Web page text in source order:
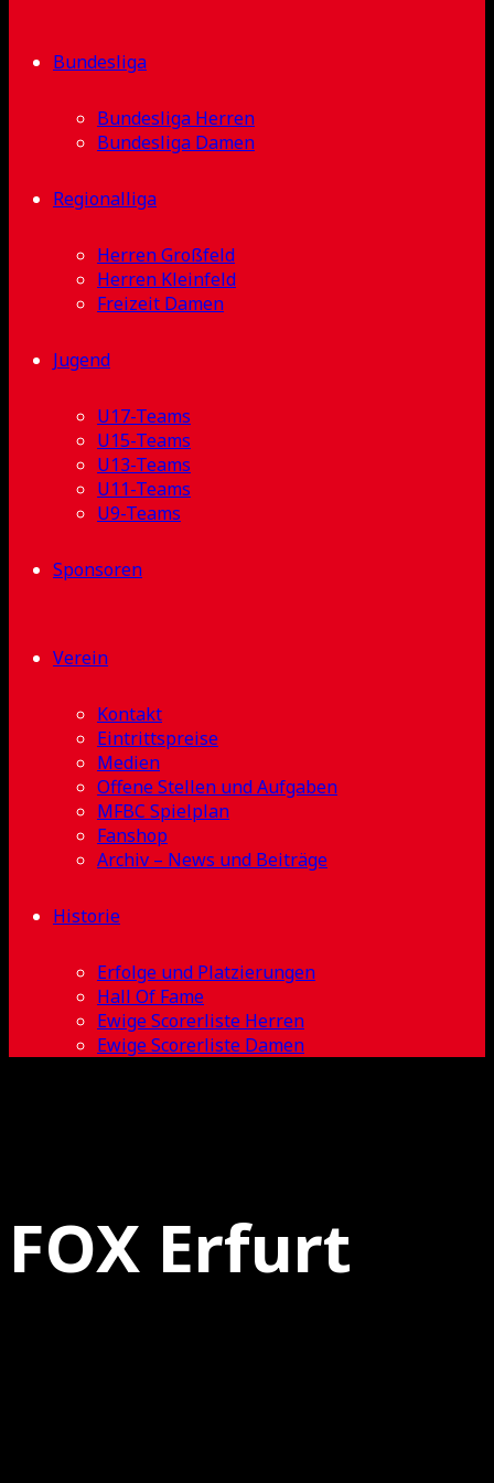
Bundesliga
Bundesliga Herren
Bundesliga Damen
Regionalliga
Herren Großfeld
Herren Kleinfeld
Freizeit Damen
Jugend
U17-Teams
U15-Teams
U13-Teams
U11-Teams
U9-Teams
Sponsoren
Verein
Kontakt
Eintrittspreise
Medien
Offene Stellen und Aufgaben
MFBC Spielplan
Fanshop
Archiv – News und Beiträge
Historie
Erfolge und Platzierungen
Hall Of Fame
Ewige Scorerliste Herren
Ewige Scorerliste Damen
FOX Erfurt